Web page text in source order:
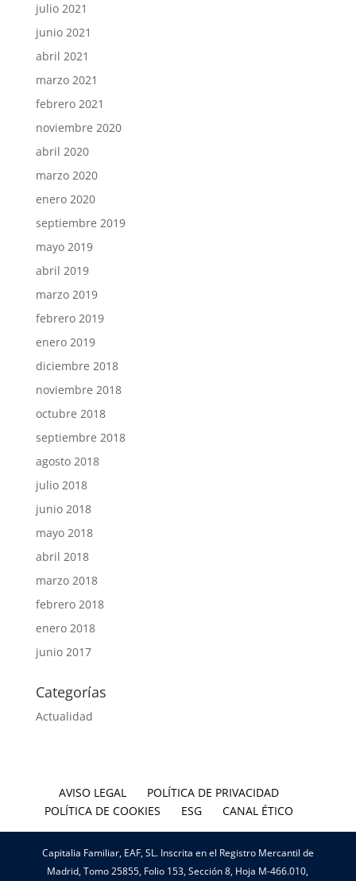
julio 2021
junio 2021
abril 2021
marzo 2021
febrero 2021
noviembre 2020
abril 2020
marzo 2020
enero 2020
septiembre 2019
mayo 2019
abril 2019
marzo 2019
febrero 2019
enero 2019
diciembre 2018
noviembre 2018
octubre 2018
septiembre 2018
agosto 2018
julio 2018
junio 2018
mayo 2018
abril 2018
marzo 2018
febrero 2018
enero 2018
junio 2017
Categorías
Actualidad
AVISO LEGAL
POLÍTICA DE PRIVACIDAD
POLÍTICA DE COOKIES
ESG CANAL ÉTICO
Capitalia Familiar, EAF, SL. Inscrita en el Registro Mercantil de
Madrid, Tomo 25855, Folio 153, Sección 8, Hoja M-466.010,